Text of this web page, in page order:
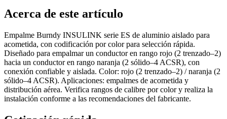
Acerca de este artículo
Empalme Burndy INSULINK serie ES de aluminio aislado para
acometida, con codificación por color para selección rápida.
Diseñado para empalmar un conductor en rango rojo (2 trenzado–2)
hacia un conductor en rango naranja (2 sólido–4 ACSR), con
conexión confiable y aislada. Color: rojo (2 trenzado–2) / naranja (2
sólido–4 ACSR). Aplicaciones: empalmes de acometida y
distribución aérea. Verifica rangos de calibre por color y realiza la
instalación conforme a las recomendaciones del fabricante.